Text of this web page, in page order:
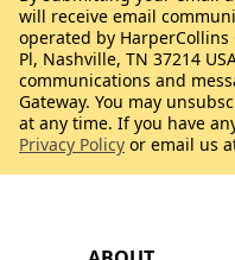
will receive email
operated by
Pl, Nashville, TN 37214
communications and
Gateway. You may
at any time. If you have
Privacy Policy or email us